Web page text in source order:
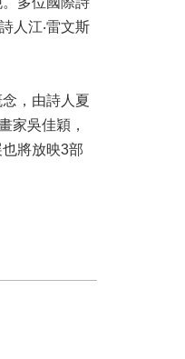
人江‧雷文斯
，由詩人夏
家吳佳穎，
將放映3部